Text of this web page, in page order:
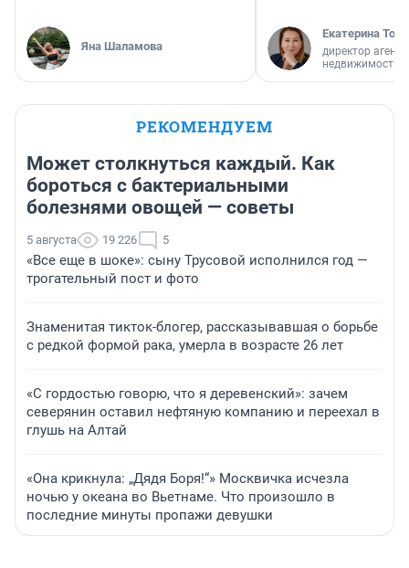
Яна Шаламова
Екатерина
директор
недвижимости
РЕКОМЕНДУЕМ
Может столкнуться каждый. Как
бороться с бактериальными
болезнями овощей — советы
5 августа 19 226 5
«Все еще в шоке»: сыну Трусовой исполнился год —
трогательный пост и фото
Знаменитая тикток-блогер, рассказывавшая о борьбе
с редкой формой рака, умерла в возрасте 26 лет
«С гордостью говорю, что я деревенский»: зачем
северянин оставил нефтяную компанию и переехал в
глушь на Алтай
«Она крикнула: „Дядя Боря!“» Москвичка исчезла
ночью у океана во Вьетнаме. Что произошло в
последние минуты пропажи девушки